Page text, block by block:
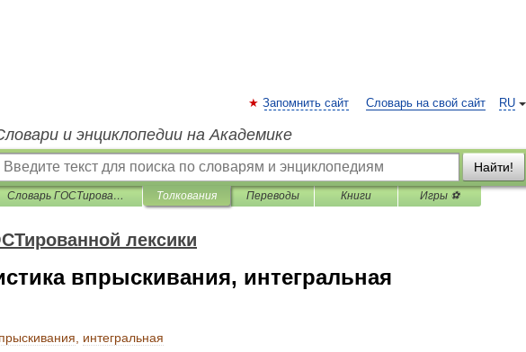
RU
Запомнить сайт Словарь на свой сайт
и энциклопедии на Академике
Найти!
Словарь ГОСТированной лексики Толкования Переводы Книги Игры ⚽
лексики
впрыскивания, интегральная
интегральная